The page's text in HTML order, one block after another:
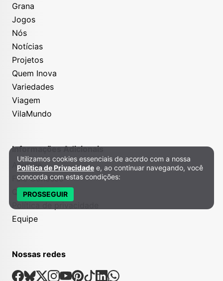
Grana
Jogos
Nós
Notícias
Projetos
Quem Inova
Variedades
Viagem
VilaMundo
Informações Adicionais
Anuncie
Fale Conosco
Quem somos
Equipe
Nossas redes
Nossas Redes Sociais
Facebook
Bsky
X Instagram
Youtube
Pinterest
TiktokLinkedin
Whatsapp
Política de Privacidade e Cookies
Utilizamos cookies essenciais de acordo com a nossa
Política de Privacidade e, ao continuar navegando, você
concorda com estas condições:
PROSSEGUIR